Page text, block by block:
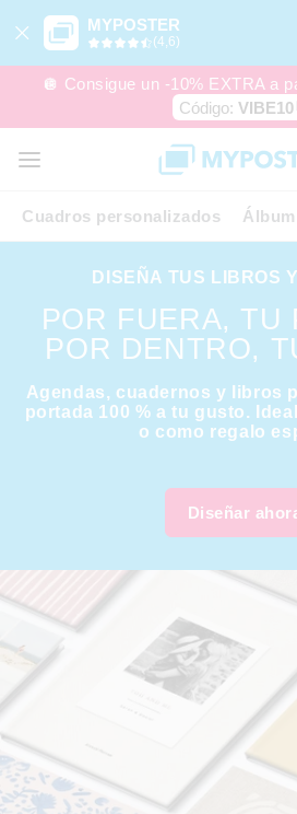
MYPOSTER
(4,6)
🪩 Consigue un -10% EXTRA a
Código: VIBE10
Cuadros personalizados
DISEÑA TUS LIBROS
POR FUERA, TU
POR DENTRO,
Agendas, cuadernos y libros
portada 100 % a tu gusto.
o como regalo
Diseñar